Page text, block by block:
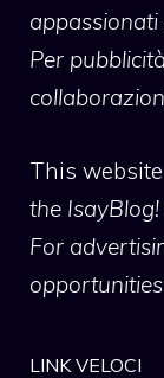
appassionati
Per
This website
the
For
LINK VELOCI